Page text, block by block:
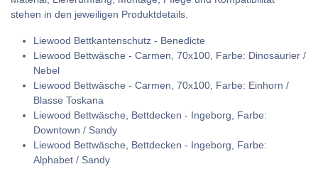
stehen in den jeweiligen Produktdetails.
Liewood Bettkantenschutz - Benedicte
Liewood Bettwäsche - Carmen, 70x100, Farbe: Dinosaurier /
Nebel
Liewood Bettwäsche - Carmen, 70x100, Farbe: Einhorn /
Blasse Toskana
Liewood Bettwäsche, Bettdecken - Ingeborg, Farbe:
Downtown / Sandy
Liewood Bettwäsche, Bettdecken - Ingeborg, Farbe:
Alphabet / Sandy